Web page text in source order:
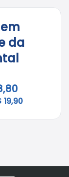
da
19,90